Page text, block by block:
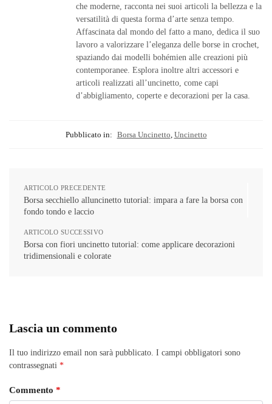
che moderne, racconta nei suoi articoli la bellezza e la
versatilità di questa forma d’arte senza tempo.
Affascinata dal mondo del fatto a mano, dedica il suo
lavoro a valorizzare l’eleganza delle borse in crochet,
spaziando dai modelli bohémien alle creazioni più
contemporanee. Esplora inoltre altri accessori e
articoli realizzati all’uncinetto, come capi
d’abbigliamento, coperte e decorazioni per la casa.
Pubblicato in: Borsa Uncinetto Uncinetto
ARTICOLO PRECEDENTE
Borsa secchiello alluncinetto tutorial: impara a fare la borsa con
fondo tondo e laccio
ARTICOLO SUCCESSIVO
Borsa con fiori uncinetto tutorial: come applicare decorazioni
tridimensionali e colorate
Lascia un commento
Il tuo indirizzo email non sarà pubblicato. I campi obbligatori sono
contrassegnati *
Commento *